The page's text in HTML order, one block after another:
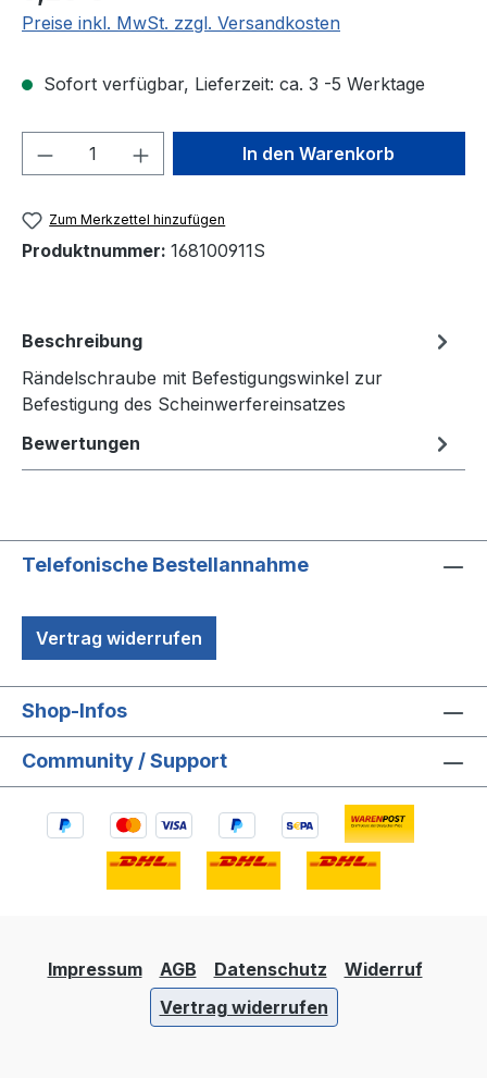
Preise inkl. MwSt. zzgl. Versandkosten
Sofort verfügbar, Lieferzeit: ca. 3 -5 Werktage
Produkt Anzahl: Gib denIn den Warenkorb
Zum Merkzettel hinzufügen
Produktnummer: 168100911S
Beschreibung
Rändelschraube mit Befestigungswinkel zur
Befestigung des Scheinwerfereinsatzes
Bewertungen
Telefonische Bestellannahme
Vertrag widerrufen
Shop-Infos
Community / Support
Impressum AGB Datenschutz
Widerruf
Vertrag widerrufen